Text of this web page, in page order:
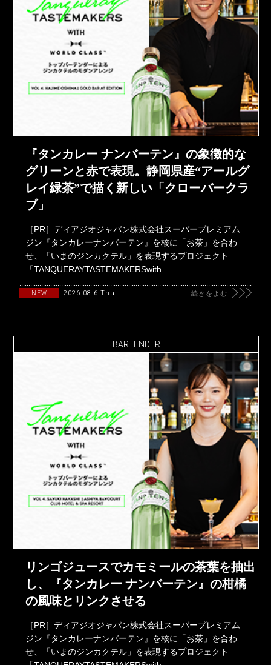
『タンカレー ナンバーテン』の象徴的な
グリーンと赤で表現。静岡県産“アールグ
レイ緑茶”で描く新しい「クローバークラ
ブ」
［PR］ディアジオジャパン株式会社スーパープレミアム
ジン『タンカレーナンバーテン』を核に「お茶」を合わ
せ、「いまのジンカクテル」を表現するプロジェクト
「TANQUERAYTASTEMAKERSwith
NEW 2026.08.6 Thu 続きをよむ
BARTENDER
リンゴジュースでカモミールの茶葉を抽出
し、『タンカレー ナンバーテン』の柑橘
の風味とリンクさせる
［PR］ディアジオジャパン株式会社スーパープレミアム
ジン『タンカレーナンバーテン』を核に「お茶」を合わ
せ、「いまのジンカクテル」を表現するプロジェクト